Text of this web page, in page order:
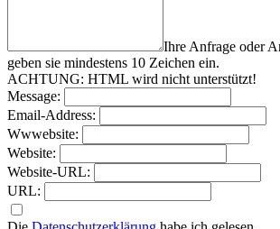
Ihre Anfrage oder
geben sie mindestens 10 Zeichen ein.
ACHTUNG: HTML wird nicht unterstützt!
Message:
Email-Address:
Wwwebsite:
Website:
Website-URL:
URL: